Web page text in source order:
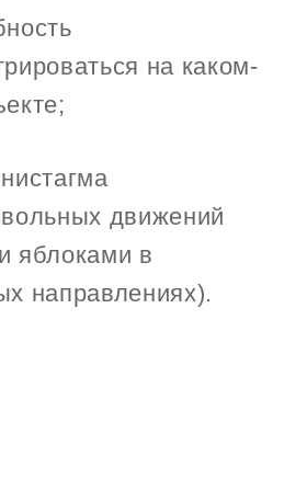
на каком-
движений
яблоками в
направлениях).